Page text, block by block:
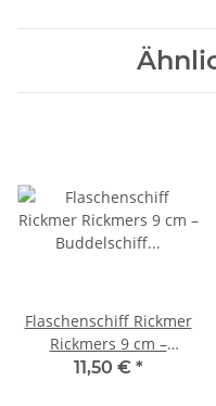
Flaschenschiff Rickmer
Rickmers 9 cm –
Buddelschiff Hamburg
11,50 € *